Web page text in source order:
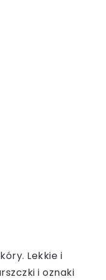
Lekkie i
i oznaki